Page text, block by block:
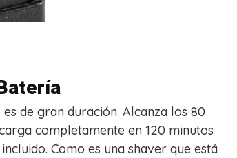
de gran duración. Alcanza los 80
completamente en 120 minutos
Como es una shaver que está